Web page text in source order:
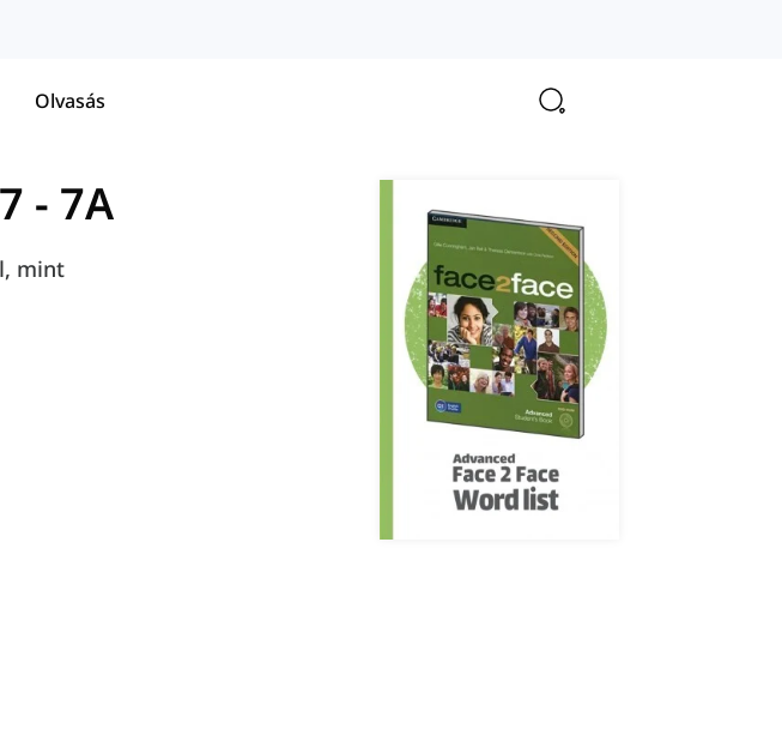
Olvasás
- 7A
mint